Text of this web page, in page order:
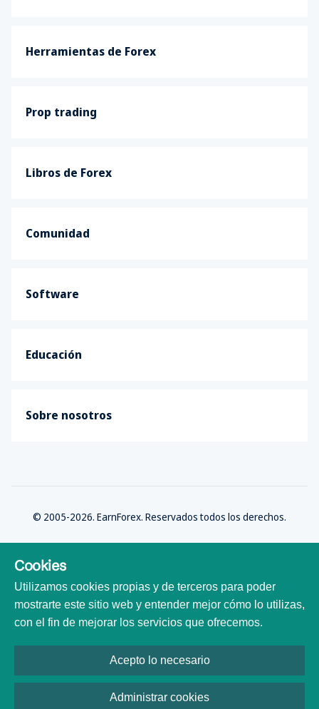
Herramientas de Forex
Prop trading
Libros de Forex
Comunidad
Software
Educación
Sobre nosotros
© 2005-2026. EarnForex. Reservados todos los derechos.
Todas las marcas comerciales, logotipos y nombres de marca son
propiedad de sus respectivos dueños. Todos los nombres de empresas,
productos y servicios utilizados en este sitio web son solo para fines de
identificación. El uso de estos nombres, marcas comerciales y nombres de
Desarrollado por
Cookies
Utilizamos cookies propias y de terceros para poder
mostrarte este sitio web y entender mejor cómo lo utilizas,
con el fin de mejorar los servicios que ofrecemos.
Acepto lo necesario
Administrar cookies